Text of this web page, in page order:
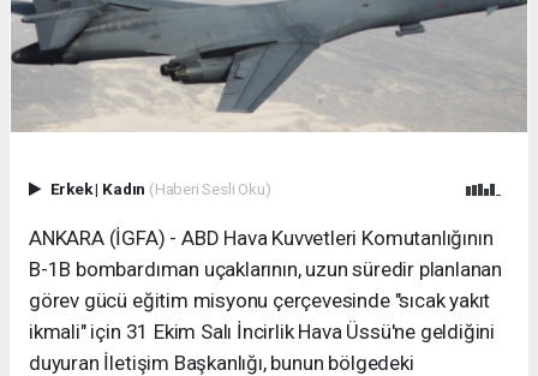
Erkek| Kadın (Haberi Sesli Oku)
ANKARA (İGFA) - ABD Hava Kuvvetleri Komutanlığının
B-1B bombardıman uçaklarının, uzun süredir planlanan
görev gücü eğitim misyonu çerçevesinde "sıcak yakıt
ikmali" için 31 Ekim Salı İncirlik Hava Üssü'ne geldiğini
duyuran İletişim Başkanlığı, bunun bölgedeki